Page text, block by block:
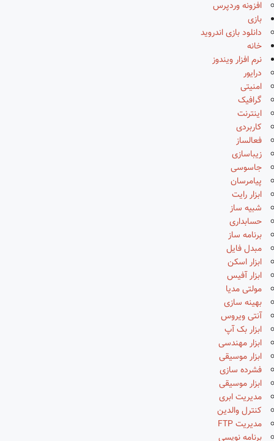
افزونه وردپرس
بازی
دانلود بازی اندروید
خانه
نرم افزار ویندوز
درایور
امنیتی
گرافیک
اینترنت
کاربردی
فعالساز
زیباسازی
جاسوسی
پیامرسان
ابزار رایت
شبیه ساز
حسابداری
برنامه ساز
مبدل فایل
ابزار اسکن
ابزار آفیس
مولتی مدیا
بهینه سازی
آنتی ویروس
ابزار بک آپ
ابزار مهندسی
ابزار موسیقی
فشرده سازی
ابزار موسیقی
مدیریت ابری
کنترل والدین
مدیریت FTP
برنامه نویسی